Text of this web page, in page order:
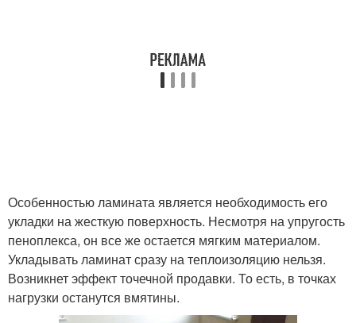
Особенностью ламината является необходимость его
укладки на жесткую поверхность. Несмотря на упругость
пеноплекса, он все же остается мягким материалом.
Укладывать ламинат сразу на теплоизоляцию нельзя.
Возникнет эффект точечной продавки. То есть, в точках
нагрузки останутся вмятины.